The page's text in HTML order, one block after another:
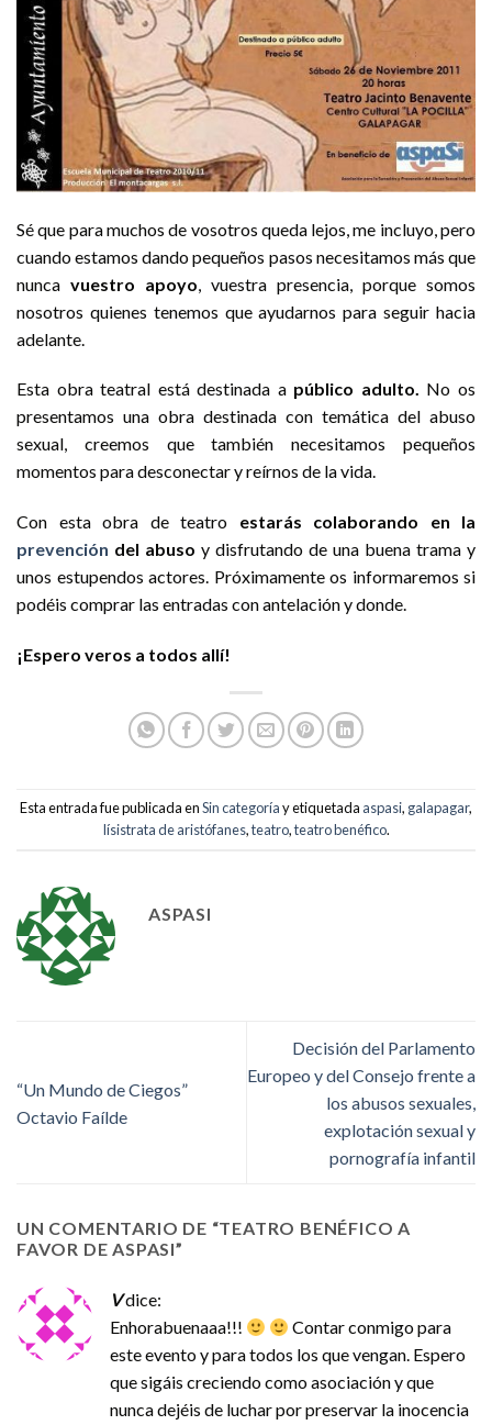
Sé que para muchos de vosotros queda lejos, me incluyo, pero
cuando estamos dando pequeños pasos necesitamos más que
nunca vuestro apoyo , vuestra presencia, porque somos
nosotros quienes tenemos que ayudarnos para seguir hacia
adelante.
Esta obra teatral está destinada a público adulto. No os
presentamos una obra destinada con temática del abuso
sexual, creemos que también necesitamos pequeños
momentos para desconectar y reírnos de la vida.
Con esta obra de teatro estarás colaborando en la
prevención del abuso y disfrutando de una buena trama y
unos estupendos actores. Próximamente os informaremos si
podéis comprar las entradas con antelación y donde.
¡Espero veros a todos allí!
Esta entrada fue publicada enSin categoríay etiquetada aspasi, galapagar,
lísistrata de aristófanes,teatro,teatro benéfico.
ASPASI
“Un Mundo de Ciegos”
Octavio Faílde
Decisión del Parlamento
Europeo y del Consejo frente a
los abusos sexuales,
explotación sexual y
pornografía infantil
UN COMENTARIO DE “TEATRO BENÉFICO A
FAVOR DE ASPASI”
Vdice:
Enhorabuenaaa!!!
Contar conmigo para
este evento y para todos los que vengan. Espero
que sigáis creciendo como asociación y que
nunca dejéis de luchar por preservar la inocencia